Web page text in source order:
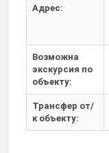
Адрес:
Возможна
экскурсия по
объекту:
Трансфер от/
к объекту: